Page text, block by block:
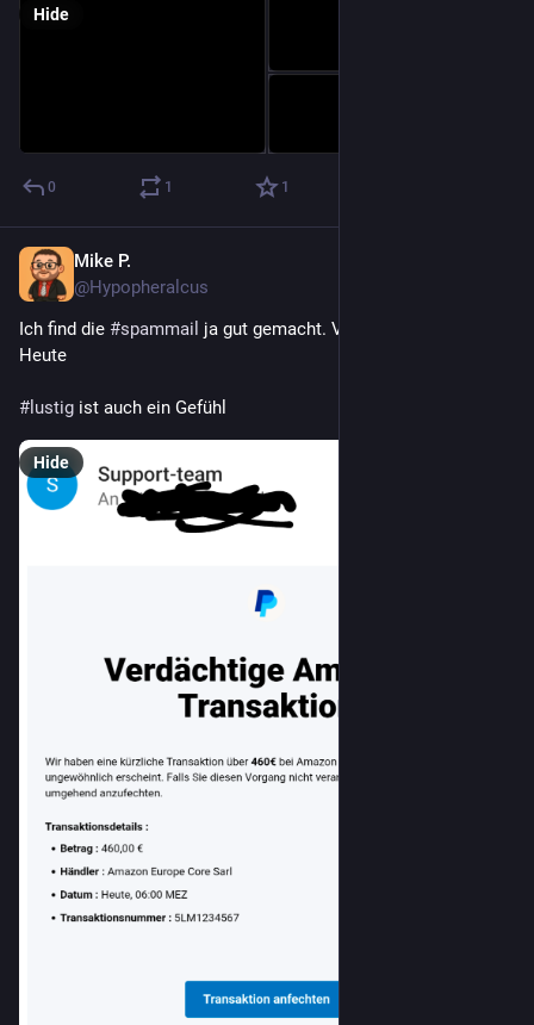
Hide
0 1 1
Mike P.
@Hypopheralcus
Ich find die #spammail ja gut gemacht. Vor allem Datum:
Heute
# lustig ist auch ein Gefühl
Hide